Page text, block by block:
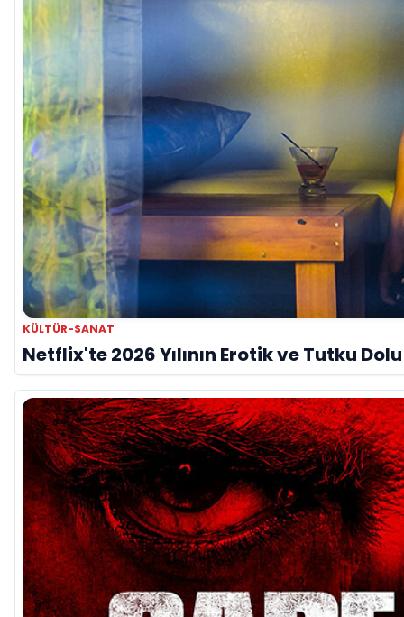
KÜLTÜR-SANAT
Netflix'te 2026 Yılının Erotik ve Tutku